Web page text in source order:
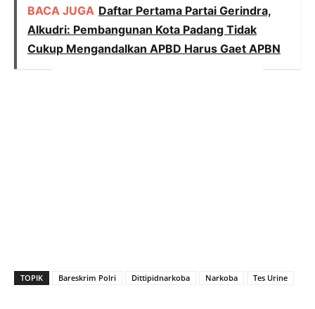
BACA JUGA Daftar Pertama Partai Gerindra,
Alkudri: Pembangunan Kota Padang Tidak
Cukup Mengandalkan APBD Harus Gaet APBN
TOPIK Bareskrim Polri Dittipidnarkoba Narkoba Tes Urine